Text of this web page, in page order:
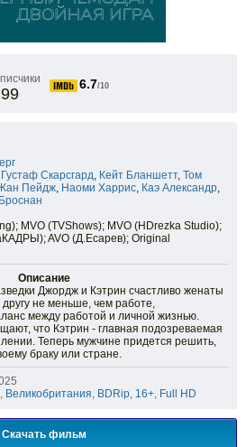
99
6.7/10
Густаф Скарсгард, Кейт Бланшетт, Том
Пейдж, Наоми Харрис, Каэ Александр,
MVO (TVShows); MVO (HDrezka Studio);
AVO (Д.Есарев); Original
Описание
Джордж и Кэтрин счастливо женаты
не меньше, чем работе,
между работой и личной жизнью.
что Кэтрин - главная подозреваемая
Теперь мужчине придется решить,
браку или стране.
, Великобритания, BDRip, 16+, Full HD
Скачать фильм